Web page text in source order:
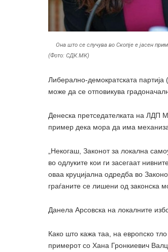
Она што се случува во Скопје е јасен
(Фото: СДК.МК)
Либерално-демократската
може да се отповикува
Денеска претседателката на ЛДП
пример дека мора да има
Некогаш, Законот за локална
во одлуките кои ги засегаат
оваа круцијална одредба во
граѓаните се лишени од законска
Данела Арсовска на локалните
Како што кажа таа, на европско
примерот со Хана Гронкиевич